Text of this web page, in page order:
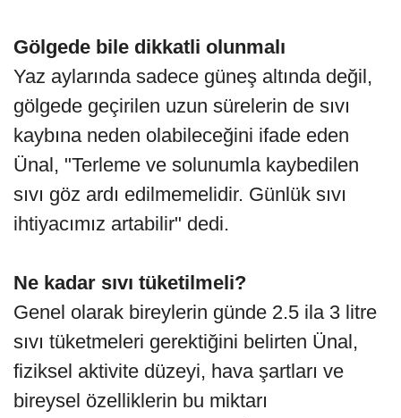
Gölgede bile dikkatli olunmalı
Yaz aylarında sadece güneş altında değil,
gölgede geçirilen uzun sürelerin de sıvı
kaybına neden olabileceğini ifade eden
Ünal, "Terleme ve solunumla kaybedilen
sıvı göz ardı edilmemelidir. Günlük sıvı
ihtiyacımız artabilir" dedi.
Ne kadar sıvı tüketilmeli?
Genel olarak bireylerin günde 2.5 ila 3 litre
sıvı tüketmeleri gerektiğini belirten Ünal,
fiziksel aktivite düzeyi, hava şartları ve
bireysel özelliklerin bu miktarı